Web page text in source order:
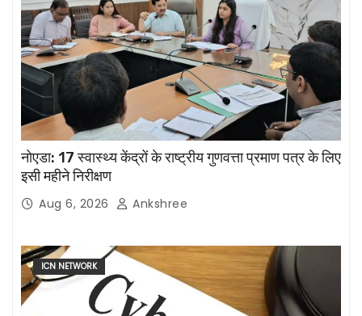
नोएडा: 17 स्वास्थ्य केंद्रों के राष्ट्रीय गुणवत्ता प्रमाण पत्र के लिए
इसी महीने निरीक्षण
Aug 6, 2026 Ankshree
ICN NETWORK